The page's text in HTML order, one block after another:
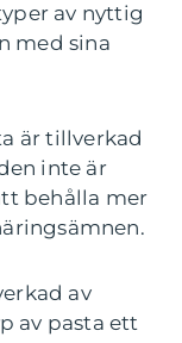
av nyttig
med sina
är tillverkad
inte är
behålla mer
av
av pasta ett